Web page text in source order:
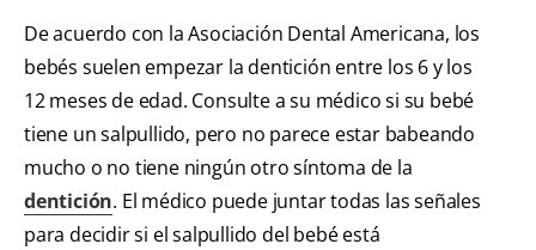
De acuerdo con la Asociación Dental Americana, los
bebés suelen empezar la dentición entre los 6 y los
12 meses de edad. Consulte a su médico si su bebé
tiene un salpullido, pero no parece estar babeando
mucho o no tiene ningún otro síntoma de la
dentición. El médico puede juntar todas las señales
para decidir si el salpullido del bebé está